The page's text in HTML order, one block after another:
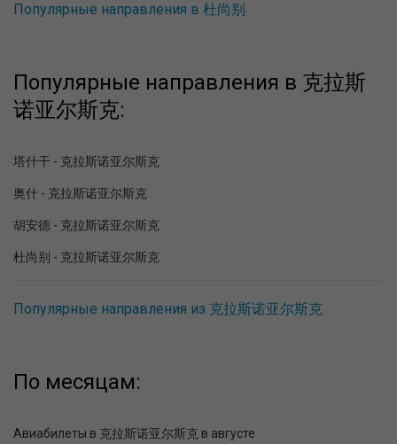
Популярные направления в 杜尚别
Популярные направления в 克拉斯
诺亚尔斯克:
塔什干 - 克拉斯诺亚尔斯克
奥什 - 克拉斯诺亚尔斯克
胡安德 - 克拉斯诺亚尔斯克
杜尚别 - 克拉斯诺亚尔斯克
Популярные направления из 克拉斯诺亚尔斯克
По месяцам:
Авиабилеты в 克拉斯诺亚尔斯克 в августе